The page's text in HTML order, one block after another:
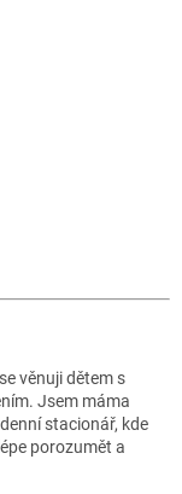
věnuji dětem s
Jsem máma
stacionář, kde
porozumět a